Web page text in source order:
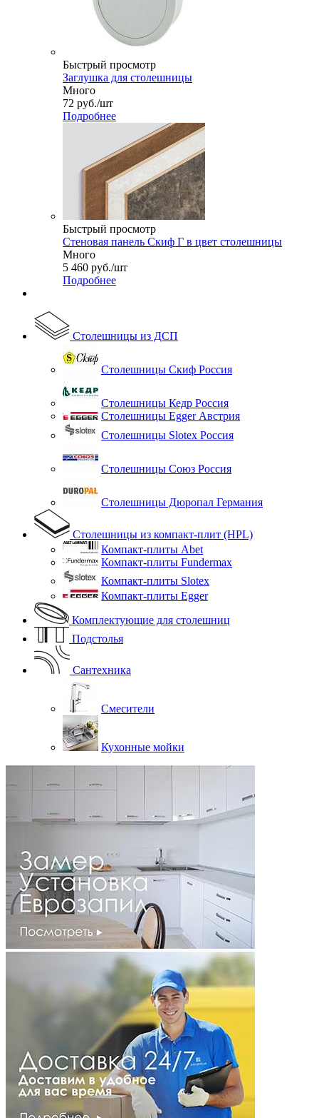
Быстрый просмотр
Заглушка для столешницы
Много
72 руб./шт
Подробнее
Быстрый просмотр
Стеновая панель Скиф Г в цвет столешницы
Много
5 460 руб./шт
Подробнее
Столешницы из ДСП
Столешницы Скиф Россия
Столешницы Кедр Россия
Столешницы Egger Австрия
Столешницы Slotex Россия
Столешницы Союз Россия
Столешницы Дюропал Германия
Столешницы из компакт-плит (HPL)
Компакт-плиты Abet
Компакт-плиты Fundermax
Компакт-плиты Slotex
Компакт-плиты Egger
Комплектующие для столешниц
Подстолья
Сантехника
Смесители
Кухонные мойки